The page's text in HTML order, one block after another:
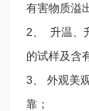
有害物质溢
2、 升温、
的试样及含
3、 外观美
靠；